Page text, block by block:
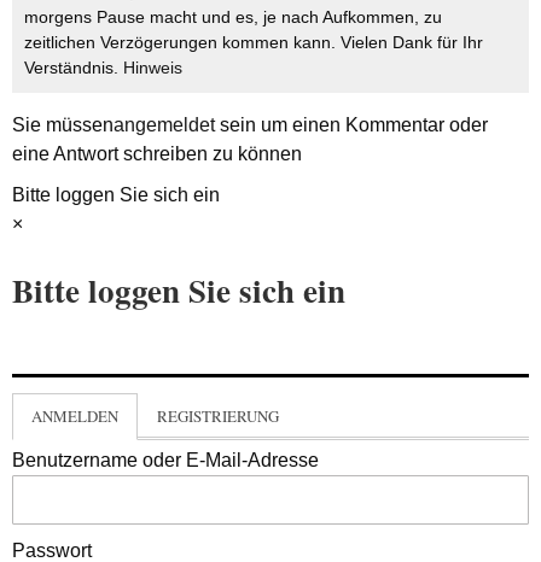
morgens Pause macht und es, je nach Aufkommen, zu
zeitlichen Verzögerungen kommen kann. Vielen Dank für Ihr
Verständnis. Hinweis
Sie müssenangemeldetsein um einen Kommentar oder
eine Antwort schreiben zu können
Bitte loggen Sie sich ein
×
Bitte loggen Sie sich ein
ANMELDEN REGISTRIERUNG
Benutzername oder E-Mail-Adresse
Passwort